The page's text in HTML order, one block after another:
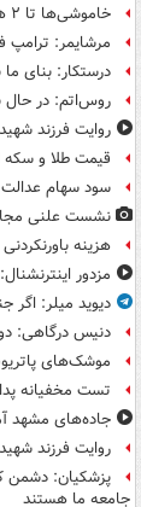
خاموشی‌ها تا ۲ هفته آینده به حداقل می‌رسد
مرشایمر: ترامپ
درستکار: بنای
روس‌اتم: در حال
روایت فرزند
قیمت طلا و سکه امروز
سود سهام
نشست علنی مجازی ۱۸ مرداد
هزینه
مزدور
دیوید میلر: اگر
دنیس درگاهی:
موشک‌های
تست مخفیانه
جاده‌های مشهد
روایت فرزند
پزشکیان: دشمن
جامعه ما هستند